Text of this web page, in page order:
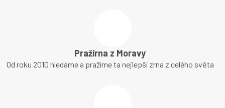
Pražírna z Moravy
Od roku 2010 hledáme a pražíme ta nejlepší zrna z celého světa